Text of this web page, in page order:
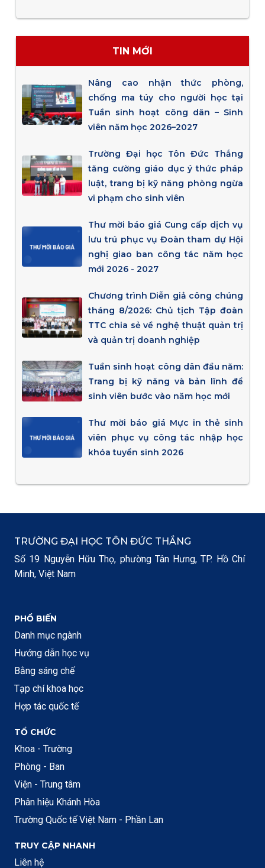
TIN MỚI
Nâng cao nhận thức phòng,
chống ma túy cho người học tại
Tuần sinh hoạt công dân – Sinh
viên năm học 2026–2027
Trường Đại học Tôn Đức Thắng
tăng cường giáo dục ý thức pháp
luật, trang bị kỹ năng phòng ngừa
vi phạm cho sinh viên
Thư mời báo giá Cung cấp dịch vụ
lưu trú phục vụ Đoàn tham dự Hội
nghị giao ban công tác năm học
mới 2026 - 2027
Chương trình Diễn giả công chúng
tháng 8/2026: Chủ tịch Tập đoàn
TTC chia sẻ về nghệ thuật quản trị
và quản trị doanh nghiệp
Tuần sinh hoạt công dân đầu năm:
Trang bị kỹ năng và bản lĩnh để
sinh viên bước vào năm học mới
Thư mời báo giá Mực in thẻ sinh
viên phục vụ công tác nhập học
khóa tuyển sinh 2026
TRƯỜNG ĐẠI HỌC TÔN ĐỨC THẮNG
Số 19 Nguyễn Hữu Thọ, phường Tân Hưng, TP. Hồ Chí
Minh, Việt Nam
PHỔ BIẾN
Danh mục ngành
Hướng dẫn học vụ
Bằng sáng chế
Tạp chí khoa học
Hợp tác quốc tế
TỔ CHỨC
Khoa - Trường
Phòng - Ban
Viện - Trung tâm
Phân hiệu Khánh Hòa
Trường Quốc tế Việt Nam - Phần Lan
TRUY CẬP NHANH
Liên hệ